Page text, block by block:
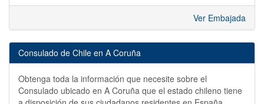
Ver Embajada
Consulado de Chile en A Coruña
Obtenga toda la información que necesite sobre el
Consulado ubicado en A Coruña que el estado chileno tiene